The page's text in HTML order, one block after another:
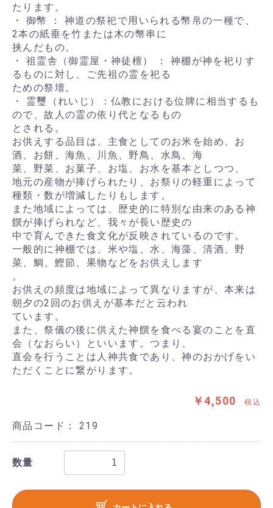
たります。
・ 御幣 ： 神道の祭祀で用いられる幣帛の一種で、
2本の紙垂を竹または木の幣串に
挟んだもの。
・ 祖霊舎（御霊屋・神徒檀） ： 神棚が神を祀りす
るものに対し、ご先祖の霊を祀る
ための祭壇。
・ 霊璽（れいじ）：仏教における位牌に相当するも
ので、故人の霊の依り代となるもの
とされる。
お供えする品目は、主食としてのお米を始め、お
酒、お餅、海魚、川魚、野鳥、水鳥、海
菜、野菜、お菓子、お塩、お水を基本としつつ、
地元の産物が捧げられたり、お祭りの軽重によって
種類・数が増減したりもします。
また地域によっては、歴史的に特別な由来のある神
饌が捧げられなど、我々が長い歴史の
中で育んできた食文化が反映されているのです。
一般的に神棚では、米や塩、水、海藻、清酒、野
菜、鯛、鰹節、果物などをお供えします
。
お供えの頻度は地域によって異なりますが、本来は
朝夕の2回のお供えが基本だと云われ
ています。
また、祭儀の後に供えた神饌を食べる宴のことを直
会（なおらい）といいます。つまり、
直会を行うことは人神共食であり、神のおかげをい
ただくことに繋がります。
￥4,500 税込
商品コード： 219
数量